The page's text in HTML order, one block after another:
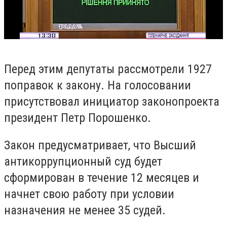
Перед этим депутаты рассмотрели 1927
поправок к закону. На голосовании
присутствовал инициатор законопроекта
президент Петр Порошенко.
Закон предусматривает, что Высший
антикоррупционный суд будет
сформирован в течение 12 месяцев и
начнет свою работу при условии
назначения не менее 35 судей.